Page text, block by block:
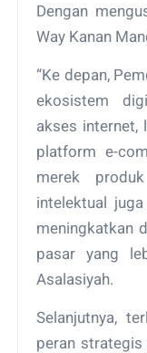
Dengan
Way Kanan
“Ke depan,
ekosistem
akses internet,
platform e-
merek
intelektual
meningkatkan
pasar yang
Asalasiyah.
Selanjutnya,
peran strategis